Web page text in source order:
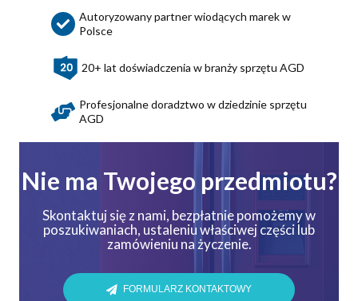
Autoryzowany partner wiodących marek w
Polsce
20+ lat doświadczenia w branży sprzętu AGD
Profesjonalne doradztwo w dziedzinie sprzętu
AGD
Nie ma Twojego przedmiotu?
Skontaktuj się z nami, bezpłatnie pomożemy w
poszukiwaniach, ustaleniu właściwej części lub
zamówieniu na życzenie.
FORMULARZ KONTAKTOWY